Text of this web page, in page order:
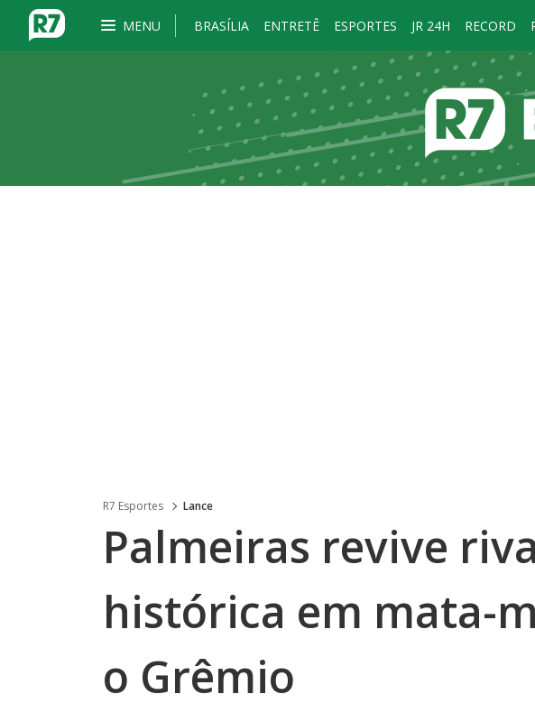
MENU BRASÍLIA ENTRETÊ ESPORTES JR 24H RECORD
R7 Esportes Lance
Palmeiras revive
histórica em mata-
o Grêmio